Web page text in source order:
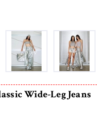
prev
Wide-Leg Jeans